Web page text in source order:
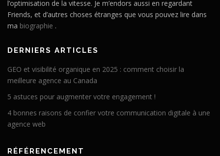
l’optimisation de la vitesse. Je m’endors aussi en regardant
Friends, et d’autres choses étranges que vous pouvez lire dans
ma biographie .
DERNIERS ARTICLES
GEO et visibilité organique en 2025 : comment choisir la
meilleure agence au Canada
5 astuces pour augmenter votre engagement !
4 bonnes raisons de confier votre communication digitale à une
agence web
RÉFÉRENCEMENT